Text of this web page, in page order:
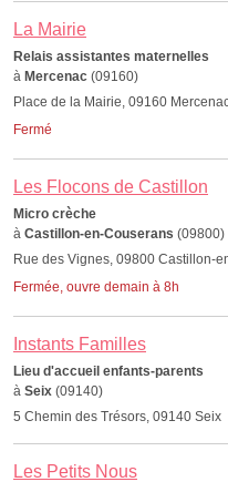
La Mairie
Relais assistantes maternelles
à Mercenac (09160)
Place de la Mairie, 09160
Fermé
Les Flocons de Castillon
Micro crèche
à Castillon-en-Couserans (09800)
Rue des Vignes, 09800 Castillon-
Fermée, ouvre demain à 8h
Instants Familles
Lieu d'accueil enfants-parents
à Seix (09140)
5 Chemin des Trésors, 09140 Seix
Les Petits Nous